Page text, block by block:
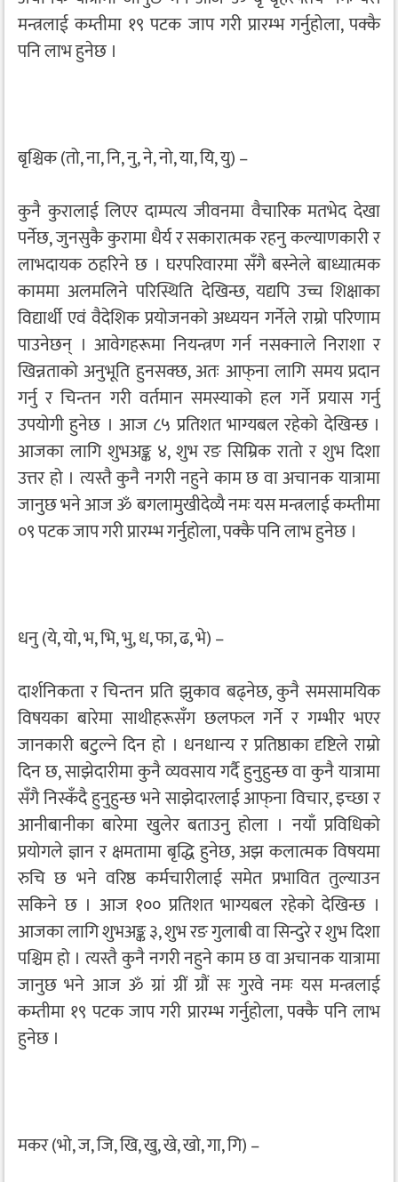
मन्त्रलाई कम्तीमा १९ पटक जाप गरी प्रारम्भ गर्नुहोला, पक्कै
पनि लाभ हुनेछ ।
बृश्चिक (तो, ना, नि, नु, ने, नो, या, यि, यु) –
कुनै कुरालाई लिएर दाम्पत्य जीवनमा वैचारिक मतभेद देखा
पर्नेछ, जुनसुकै कुरामा धैर्य र सकारात्मक रहनु कल्याणकारी र
लाभदायक ठहरिने छ । घरपरिवारमा सँगै बस्नेले बाध्यात्मक
काममा अलमलिने परिस्थिति देखिन्छ, यद्यपि उच्च शिक्षाका
विद्यार्थी एवं वैदेशिक प्रयोजनको अध्ययन गर्नेले राम्रो परिणाम
पाउनेछन् । आवेगहरूमा नियन्त्रण गर्न नसक्नाले निराशा र
खिन्नताको अनुभूति हुनसक्छ, अतः आफ्‌ना लागि समय प्रदान
गर्नु र चिन्तन गरी वर्तमान समस्याको हल गर्ने प्रयास गर्नु
उपयोगी हुनेछ । आज ८५ प्रतिशत भाग्यबल रहेको देखिन्छ ।
आजका लागि शुभअङ्क ४, शुभ रङ सिम्रिक रातो र शुभ दिशा
उत्तर हो । त्यस्तै कुनै नगरी नहुने काम छ वा अचानक यात्रामा
जानुछ भने आज ॐ बगलामुखीदेव्यै नमः यस मन्त्रलाई कम्तीमा
०९ पटक जाप गरी प्रारम्भ गर्नुहोला, पक्कै पनि लाभ हुनेछ ।
धनु (ये, यो, भ, भि, भु, ध, फा, ढ, भे) –
दार्शनिकता र चिन्तन प्रति झुकाव बढ्नेछ, कुनै समसामयिक
विषयका बारेमा साथीहरूसँग छलफल गर्ने र गम्भीर भएर
जानकारी बटुल्ने दिन हो । धनधान्य र प्रतिष्ठाका दृष्टिले राम्रो
दिन छ, साझेदारीमा कुनै व्यवसाय गर्दै हुनुहुन्छ वा कुनै यात्रामा
सँगै निस्कँदै हुनुहुन्छ भने साझेदारलाई आफ्‌ना विचार, इच्छा र
आनीबानीका बारेमा खुलेर बताउनु होला । नयाँ प्रविधिको
प्रयोगले ज्ञान र क्षमतामा बृद्धि हुनेछ, अझ कलात्मक विषयमा
रुचि छ भने वरिष्ठ कर्मचारीलाई समेत प्रभावित तुल्याउन
सकिने छ । आज १०० प्रतिशत भाग्यबल रहेको देखिन्छ ।
आजका लागि शुभअङ्क ३, शुभ रङ गुलाबी वा सिन्दुरे र शुभ दिशा
पश्चिम हो । त्यस्तै कुनै नगरी नहुने काम छ वा अचानक यात्रामा
जानुछ भने आज ॐ ग्रां ग्रीं ग्रौं सः गुरवे नमः यस मन्त्रलाई
कम्तीमा १९ पटक जाप गरी प्रारम्भ गर्नुहोला, पक्कै पनि लाभ
हुनेछ ।
मकर (भो, ज, जि, खि, खु, खे, खो, गा, गि) –